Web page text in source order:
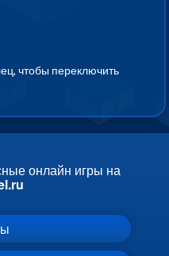
чтобы переключить
онлайн игры на